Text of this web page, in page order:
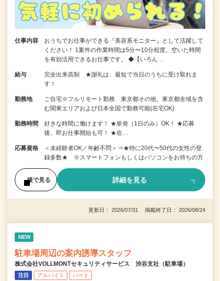
仕事内容
おうちでお仕事ができる『美容系モニター』として活躍して
ください！ 1案件の作業時間は5分〜10分程度。空いた時間
を有効活用できるお仕事です。 ◆【いろん…
給与
完全出来高制 ★謝礼は、最短で当日のうちに受け取れま
す！
勤務地
ご自宅※フルリモート勤務 東京都その他、東京都全域を含
む関東エリアおよび日本全国で勤務可能(在宅OK)
勤務時間
好きな時間に働けます！ ★単発（1日のみ）OK！ ★応募
後、即お仕事開始も可！ ★在…
応募資格
＜未経験者OK／年齢不問＞⇒★特に20代〜50代の女性の登
録多数★ ※スマートフォンもしくはパソコンをお持ちの方
後で見る 詳細を見る
更新日： 2026/07/31 掲載終了日： 2026/08/24
NEW
駐車場周辺の案内誘導スタッフ
株式会社VOLLMONTセキュリティサービス 渋谷支社（駐車場）
注目 アルバイト パート